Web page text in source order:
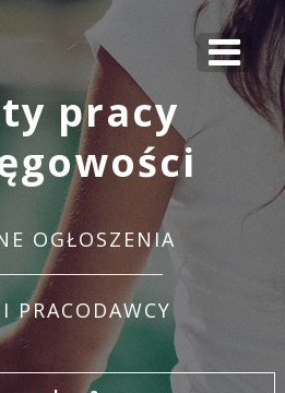
pracy
OGŁOSZENIA
PRACODAWCY